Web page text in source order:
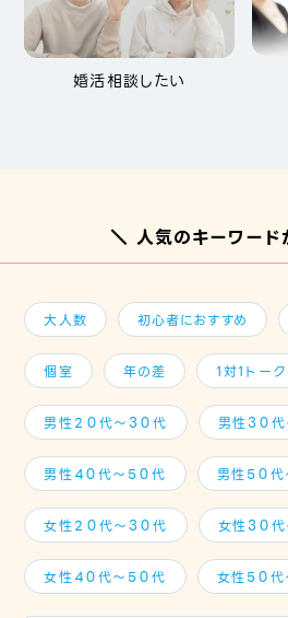
婚活相談したい
＼ 人気のキーワード
大人数 初心者におすすめ
個室 年の差 1対1トーク
男性２０代～３０代 男性３０
男性４０代～５０代 男性５０代
女性２０代～３０代 女性３０
女性４０代～５０代 女性５０代